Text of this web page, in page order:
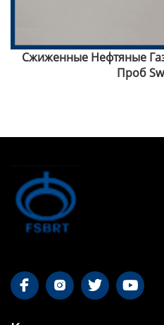
Сжиженные Нефтяные
Проб
   